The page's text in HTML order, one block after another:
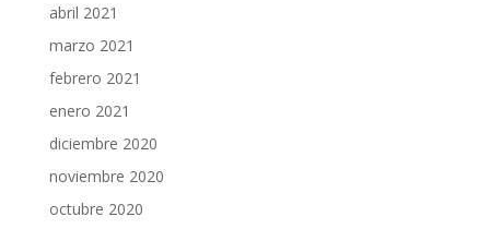
abril 2021
marzo 2021
febrero 2021
enero 2021
diciembre 2020
noviembre 2020
octubre 2020